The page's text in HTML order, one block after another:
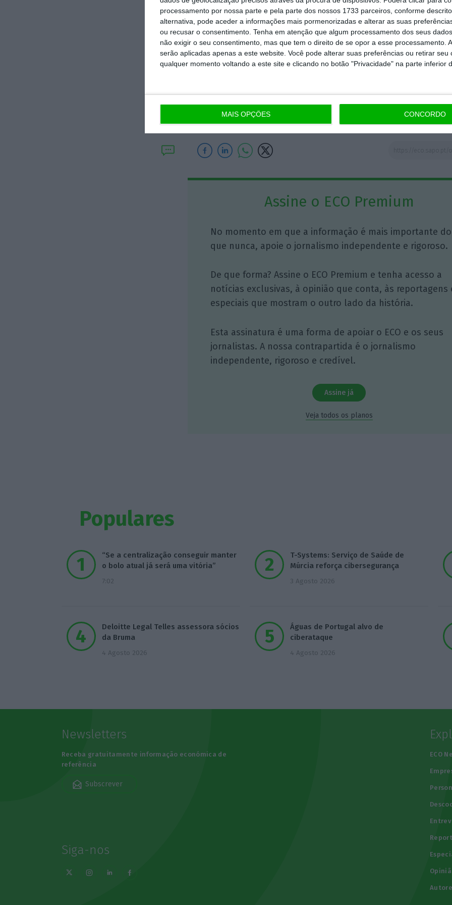
processamento por nossa parte e pela parte dos nossos 1733 parceiros, conforme
alternativa, pode aceder a informações mais pormenorizadas e alterar as suas
ou recusar o consentimento. Tenha em atenção que algum processamento dos seus
não exigir o seu consentimento, mas que tem o direito de se opor a esse processamento.
serão aplicadas apenas a este website. Você pode alterar suas preferências ou retirar seu
qualquer momento voltando a este site e clicando no botão "Privacidade" na parte inferior
MAIS OPÇÕES CONCORDO
possível vamos lá todos os anos. Este ano, estarei presente e conto
diariamente as novidades que por lá acontecerem.
Almeida
Colunista
Assine o ECO Premium
No momento em que a informação é mais importante do
que nunca, apoie o jornalismo independente e rigoroso.
De que forma? Assine o ECO Premium e tenha acesso a
notícias exclusivas, à opinião que conta, às reportagens
especiais que mostram o outro lado da história.
Esta assinatura é uma forma de apoiar o ECO e os seus
jornalistas. A nossa contrapartida é o jornalismo
independente, rigoroso e credível.
Assine já
Veja todos os planos
Populares
“Se a centralização conseguir manter
o bolo atual já será uma vitória”
7:02
T-Systems: Serviço de Saúde de
Múrcia reforça cibersegurança
3 Agosto 2026
Deloitte Legal Telles assessora sócios
da Bruma
4 Agosto 2026
Águas de Portugal alvo de
ciberataque
4 Agosto 2026
Newsletters
Receba gratuitamente informação económica de
referência
Subscrever
Siga-nos
ECO